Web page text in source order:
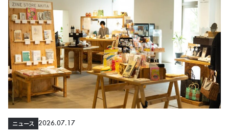
ニュース
2026.07.17